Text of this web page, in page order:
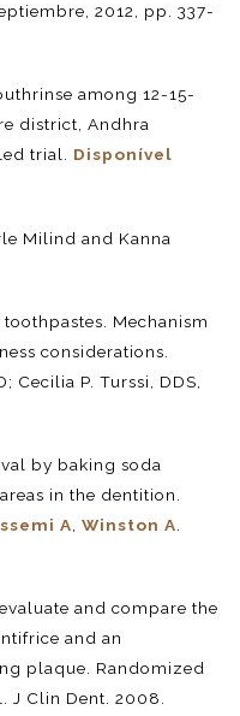
2012, pp. 337-
among 12-15-
district, Andhra
trial. Disponível
Milind and Kanna
Mechanism
considerations.
Cecilia P. Turssi, DDS,
by baking soda
in the dentition.
A Winston A
and compare the
and an
plaque. Randomized
J Clin Dent. 2008.